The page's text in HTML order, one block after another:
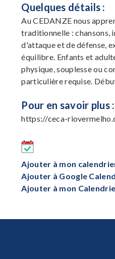
Quelques détails :
Au CEDANZE nous
traditionnelle : chansons,
d'attaque et de défense,
équilibre. Enfants et
physique, souplesse ou
particulière requise.
Pour en savoir plus :
https://ceca-
Ajouter à mon
Ajouter à Google
Ajouter à mon